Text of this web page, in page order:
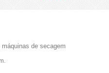
de secagem